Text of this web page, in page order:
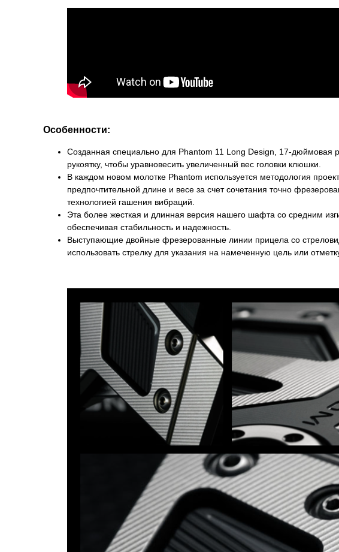
Особенности:
Созданная специально для Phantom 11 Long Design, 17-дюймовая
рукоятку, чтобы уравновесить увеличенный вес головки клюшки.
В каждом новом молотке Phantom используется методология
предпочтительной длине и весе за счет сочетания точно
технологией гашения вибраций.
Эта более жесткая и длинная версия нашего шафта со средним
обеспечивая стабильность и надежность.
Выступающие двойные фрезерованные линии прицела со
использовать стрелку для указания на намеченную цель или